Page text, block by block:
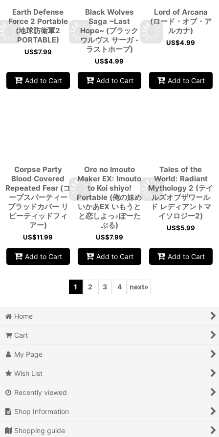
Earth Defense
Force 2 Portable
(地球防衛軍2
PORTABLE)
US$7.99
Add to Cart
Black Wolves
Saga ~Last
Hope~ (ブラック
ウルヴス サーガ -
ラストホープ)
US$4.99
Add to Cart
Lord of Arcana
(ロード・オブ・ア
ルカナ)
US$4.99
Add to Cart
Corpse Party
Blood Covered
Repeated Fear (コ
ープスパーティー
ブラッドカバー リ
ピーティッドフィ
アー)
US$11.99
Add to Cart
Ore no Imouto
Maker EX: Imouto
to Koi shiyo!
Portable (俺の妹め
いかあEX いもうと
と恋しよっ♪ぽーた
ぶる)
US$7.99
Add to Cart
Tales of the
World: Radiant
Mythology 2 (テイ
ルズオブザワール
ド レディアントマ
イソロジー2)
US$5.99
Add to Cart
1 2 3 4 next»
Home
Cart
My Page
Wish List
Recently viewed
Shop Information
Shopping guide